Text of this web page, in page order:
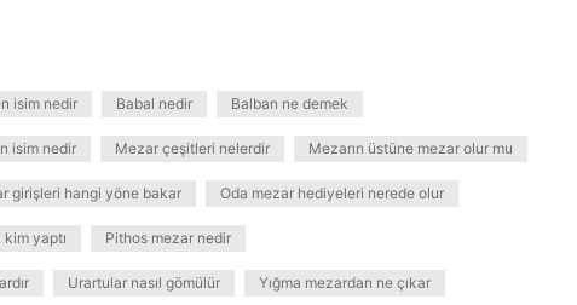
isim nedir Babal nedir Balban ne demek
isim nedir Mezar çeşitleri nelerdir Mezarın üstüne mezar olur mu
girişleri hangi yöne bakar Oda mezar hediyeleri nerede olur
yaptı Pithos mezar nedir
Urartular nasıl gömülür Yığma mezardan ne çıkar